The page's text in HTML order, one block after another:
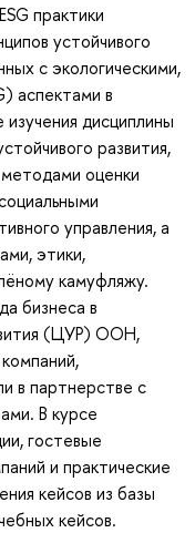
практики
устойчивого
с экологическими,
аспектами в
дисциплины
развития,
оценки
управления, а
этики,
камуфляжу.
бизнеса в
(ЦУР) ООН,
в партнерстве с
В курсе
гостевые
и практические
кейсов из базы
кейсов.